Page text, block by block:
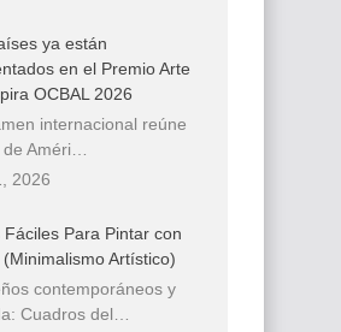
ya están
en el Premio Arte
OCBAL 2026
internacional reúne
Améri…
2026
Fáciles Para Pintar con
Artístico)
contemporáneos y
Cuadros del…